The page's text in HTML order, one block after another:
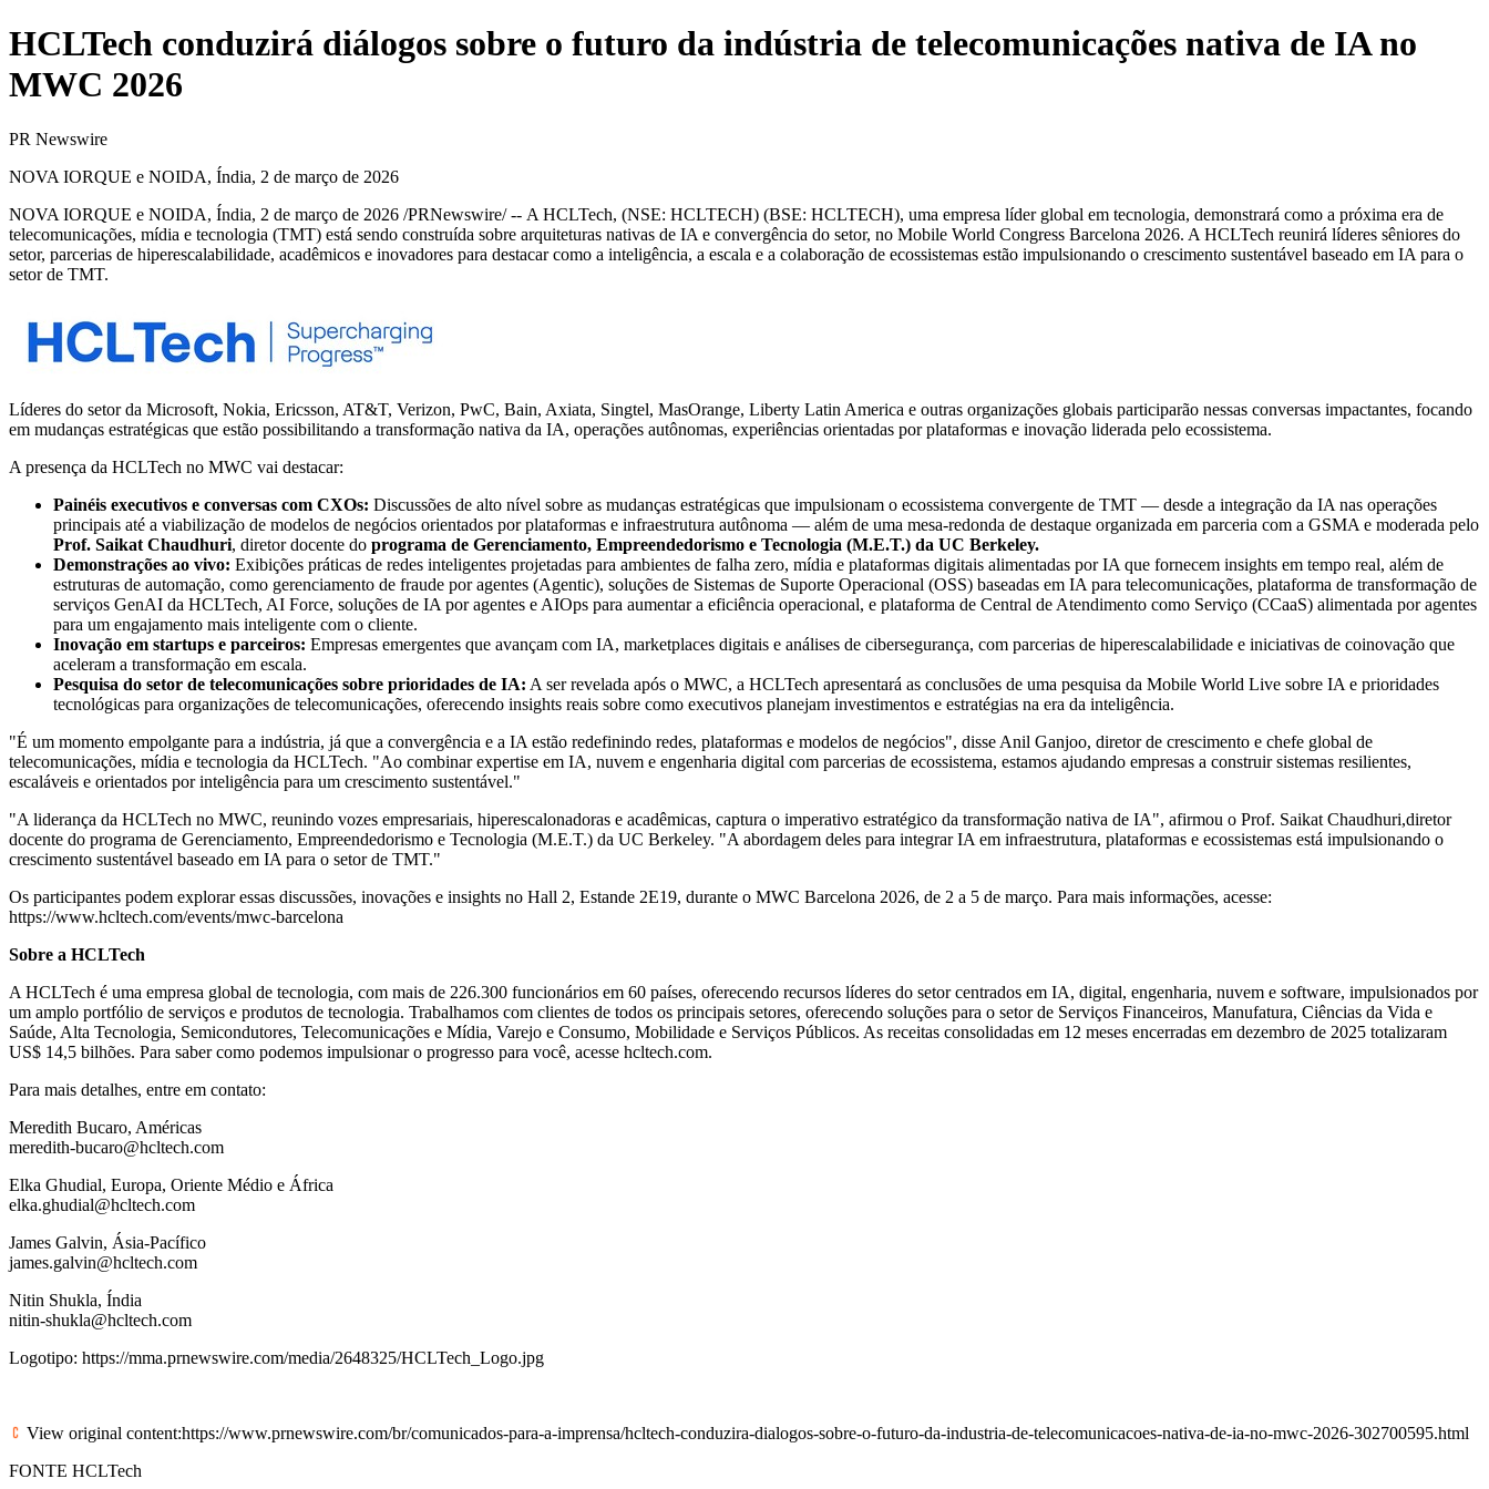
HCLTech conduzirá diálogos sobre o futuro da indústria de telecomunicações nativa de IA no
MWC 2026
PR Newswire
NOVA IORQUE e NOIDA, Índia, 2 de março de 2026
NOVA IORQUE e NOIDA, Índia, 2 de março de 2026 /PRNewswire/ -- A HCLTech, (NSE: HCLTECH) (BSE: HCLTECH), uma empresa líder global em tecnologia, demonstrará como a próxima era de
telecomunicações, mídia e tecnologia (TMT) está sendo construída sobre arquiteturas nativas de IA e convergência do setor, no Mobile World Congress Barcelona 2026. A HCLTech reunirá líderes sêniores do
setor, parcerias de hiperescalabilidade, acadêmicos e inovadores para destacar como a inteligência, a escala e a colaboração de ecossistemas estão impulsionando o crescimento sustentável baseado em IA para o
setor de TMT.
Líderes do setor da Microsoft, Nokia, Ericsson, AT&T, Verizon, PwC, Bain, Axiata, Singtel, MasOrange, Liberty Latin America e outras organizações globais participarão nessas conversas impactantes, focando
em mudanças estratégicas que estão possibilitando a transformação nativa da IA, operações autônomas, experiências orientadas por plataformas e inovação liderada pelo ecossistema.
A presença da HCLTech no MWC vai destacar:
Painéis executivos e conversas com CXOs: Discussões de alto nível sobre as mudanças estratégicas que impulsionam o ecossistema convergente de TMT — desde a integração da IA nas operações
principais até a viabilização de modelos de negócios orientados por plataformas e infraestrutura autônoma — além de uma mesa-redonda de destaque organizada em parceria com a GSMA e moderada pelo
Prof. Saikat Chaudhuri, diretor docente do programa de Gerenciamento, Empreendedorismo e Tecnologia (M.E.T.) da UC Berkeley.
Demonstrações ao vivo: Exibições práticas de redes inteligentes projetadas para ambientes de falha zero, mídia e plataformas digitais alimentadas por IA que fornecem insights em tempo real, além de
estruturas de automação, como gerenciamento de fraude por agentes (Agentic), soluções de Sistemas de Suporte Operacional (OSS) baseadas em IA para telecomunicações, plataforma de transformação de
serviços GenAI da HCLTech, AI Force, soluções de IA por agentes e AIOps para aumentar a eficiência operacional, e plataforma de Central de Atendimento como Serviço (CCaaS) alimentada por agentes
para um engajamento mais inteligente com o cliente.
Inovação em startups e parceiros: Empresas emergentes que avançam com IA, marketplaces digitais e análises de cibersegurança, com parcerias de hiperescalabilidade e iniciativas de coinovação que
aceleram a transformação em escala.
Pesquisa do setor de telecomunicações sobre prioridades de IA: A ser revelada após o MWC, a HCLTech apresentará as conclusões de uma pesquisa da Mobile World Live sobre IA e prioridades
tecnológicas para organizações de telecomunicações, oferecendo insights reais sobre como executivos planejam investimentos e estratégias na era da inteligência.
"É um momento empolgante para a indústria, já que a convergência e a IA estão redefinindo redes, plataformas e modelos de negócios", disse Anil Ganjoo, diretor de crescimento e chefe global de
telecomunicações, mídia e tecnologia da HCLTech. "Ao combinar expertise em IA, nuvem e engenharia digital com parcerias de ecossistema, estamos ajudando empresas a construir sistemas resilientes,
escaláveis e orientados por inteligência para um crescimento sustentável."
"A liderança da HCLTech no MWC, reunindo vozes empresariais, hiperescalonadoras e acadêmicas, captura o imperativo estratégico da transformação nativa de IA", afirmou o Prof. Saikat Chaudhuri,diretor
docente do programa de Gerenciamento, Empreendedorismo e Tecnologia (M.E.T.) da UC Berkeley. "A abordagem deles para integrar IA em infraestrutura, plataformas e ecossistemas está impulsionando o
crescimento sustentável baseado em IA para o setor de TMT."
Os participantes podem explorar essas discussões, inovações e insights no Hall 2, Estande 2E19, durante o MWC Barcelona 2026, de 2 a 5 de março. Para mais informações, acesse:
https://www.hcltech.com/events/mwc-barcelona
Sobre a HCLTech
A HCLTech é uma empresa global de tecnologia, com mais de 226.300 funcionários em 60 países, oferecendo recursos líderes do setor centrados em IA, digital, engenharia, nuvem e software, impulsionados por
um amplo portfólio de serviços e produtos de tecnologia. Trabalhamos com clientes de todos os principais setores, oferecendo soluções para o setor de Serviços Financeiros, Manufatura, Ciências da Vida e
Saúde, Alta Tecnologia, Semicondutores, Telecomunicações e Mídia, Varejo e Consumo, Mobilidade e Serviços Públicos. As receitas consolidadas em 12 meses encerradas em dezembro de 2025 totalizaram
US$ 14,5 bilhões. Para saber como podemos impulsionar o progresso para você, acesse hcltech.com.
Para mais detalhes, entre em contato:
Meredith Bucaro, Américas
meredith-bucaro@hcltech.com
Elka Ghudial, Europa, Oriente Médio e África
elka.ghudial@hcltech.com
James Galvin, Ásia-Pacífico
james.galvin@hcltech.com
Nitin Shukla, Índia
nitin-shukla@hcltech.com
Logotipo: https://mma.prnewswire.com/media/2648325/HCLTech_Logo.jpg
View original content:https://www.prnewswire.com/br/comunicados-para-a-imprensa/hcltech-conduzira-dialogos-sobre-o-futuro-da-industria-de-telecomunicacoes-nativa-de-ia-no-mwc-2026-302700595.html
FONTE HCLTech